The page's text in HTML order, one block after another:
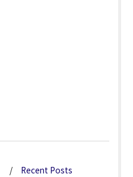
Recent Posts